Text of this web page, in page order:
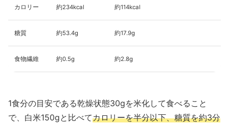
カロリー 約234kcal 約114kcal
糖質 約53.4g 約17.9g
食物繊維 約0.5g 約2.8g
1食分の目安である乾燥状態30gを米化して食べること
で、白米150gと比べてカロリーを半分以下、糖質を約3分